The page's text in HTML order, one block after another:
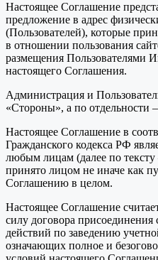
Настоящее Соглашение
предложение в адрес
(Пользователей), которые
в отношении пользования
размещения Пользователями
настоящего Соглашения.
Администрация и
«Стороны», а по отдельности
Настоящее Соглашение в
Гражданского кодекса РФ
любым лицам (далее по
принято лицом не иначе как
Соглашению в целом.
Настоящее Соглашение
силу договора
действий по заведению
означающих полное и